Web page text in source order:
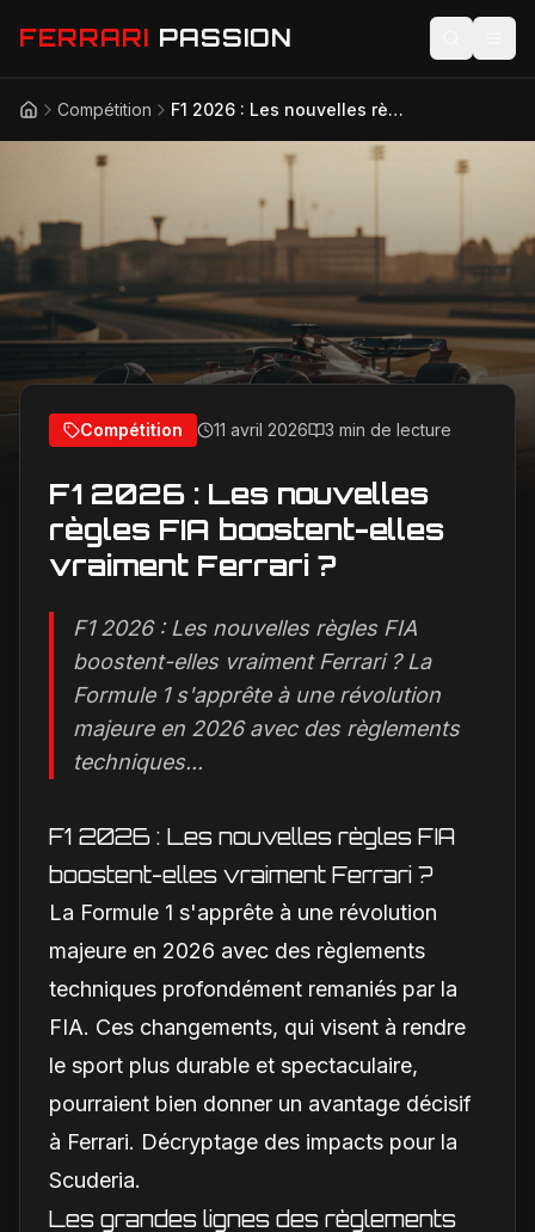
FERRARI PASSION
Actualités
Compétition
Technologie
Lifestyle
AccueilCompétition F1 2026 : Les nouvelles règles FIA boostent-elles vraiment Ferrari ?
Compétition 11 avril 2026 3 min de lecture
F1 2026 : Les nouvelles
règles FIA boostent-elles
vraiment Ferrari ?
F1 2026 : Les nouvelles règles FIA
boostent-elles vraiment Ferrari ? La
Formule 1 s'apprête à une révolution
majeure en 2026 avec des règlements
techniques...
F1 2026 : Les nouvelles règles FIA
boostent-elles vraiment Ferrari ?
La Formule 1 s'apprête à une révolution
majeure en 2026 avec des règlements
techniques profondément remaniés par la
FIA. Ces changements, qui visent à rendre
le sport plus durable et spectaculaire,
pourraient bien donner un avantage décisif
à Ferrari. Décryptage des impacts pour la
Scuderia.
Les grandes lignes des règlements